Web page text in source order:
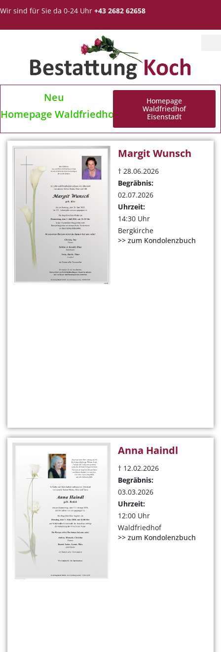
Wir sind für Sie da 0-24 Uhr +43 2682 62658
Neu
Homepage Waldfriedhof Eisenstadt
Homepage
Waldfriedhof
Eisenstadt
Margit Wunsch
† 28.06.2026
Begräbnis:
02.07.2026
Uhrzeit:
14:30 Uhr
Bergkirche
>> zum Kondolenzbuch
Anna Haindl
† 12.02.2026
Begräbnis:
03.03.2026
Uhrzeit:
12:00 Uhr
Waldfriedhof
>> zum Kondolenzbuch